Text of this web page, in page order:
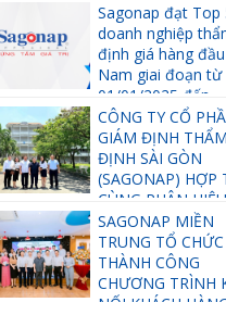
Sagonap đạt Top
doanh nghiệp
định giá hàng
Nam giai đoạn từ
01/01/2025 đến
31/12/2025
CÔNG TY CỔ
GIÁM ĐỊNH THẨM
ĐỊNH SÀI GÒN
(SAGONAP) HỢP
CÙNG PHÂN
VIỆN TÀI CHÍNH
HỒ CHÍ MINH
VIỆC THÚC ĐẨY
TÁC ĐÀO TẠO VÀ
TRIỂN NGUỒN
SAGONAP MIỀN
TRUNG TỔ CHỨC
THÀNH CÔNG
CHƯƠNG TRÌNH
NỐI KHÁCH